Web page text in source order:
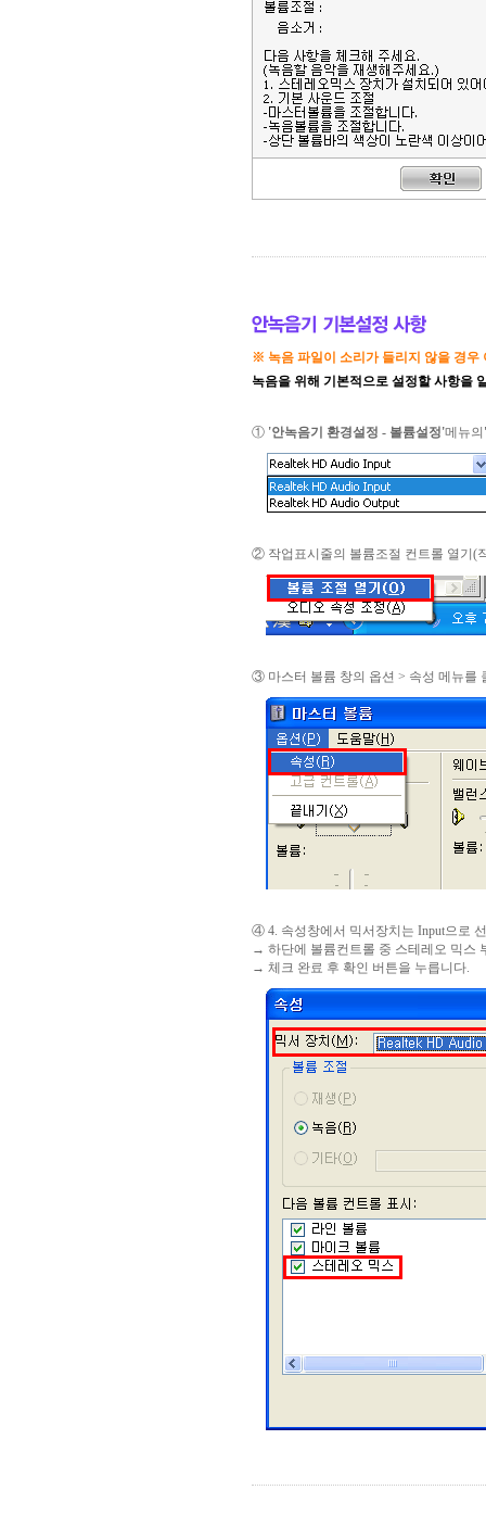
※ 녹음 파일이 소리가 들리지 않을 경우
녹음을 위해 기본적으로 설정할 사항을
① '안녹음기 환경설정 - 볼륨설정'메뉴의
② 작업표시줄의 볼륨조절 컨트롤 열기(
③ 마스터 볼륨 창의 옵션 > 속성 메뉴를
④ 4. 속성창에서 믹서장치는 Input으로
→ 하단에 볼륨컨트롤 중 스테레오 믹스
→ 체크 완료 후 확인 버튼을 누릅니다.